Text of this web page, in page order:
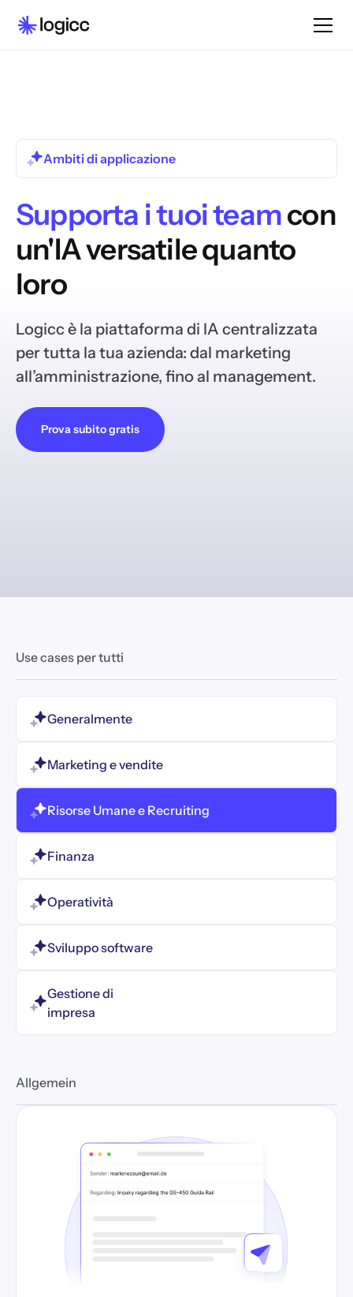
Ambiti di applicazione
Supporta i tuoi teamcon
un'IA versatile quanto
loro
Logicc è la piattaforma di IA centralizzata
per tutta la tua azienda: dal marketing
all’amministrazione, fino al management.
Prova subito gratis
Use cases per tutti
Generalmente
Marketing e vendite
Risorse Umane e Recruiting
Finanza
Operatività
Sviluppo software
Gestione di
impresa
Allgemein